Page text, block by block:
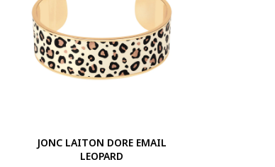
JONC LAITON DORE EMAIL
LEOPARD